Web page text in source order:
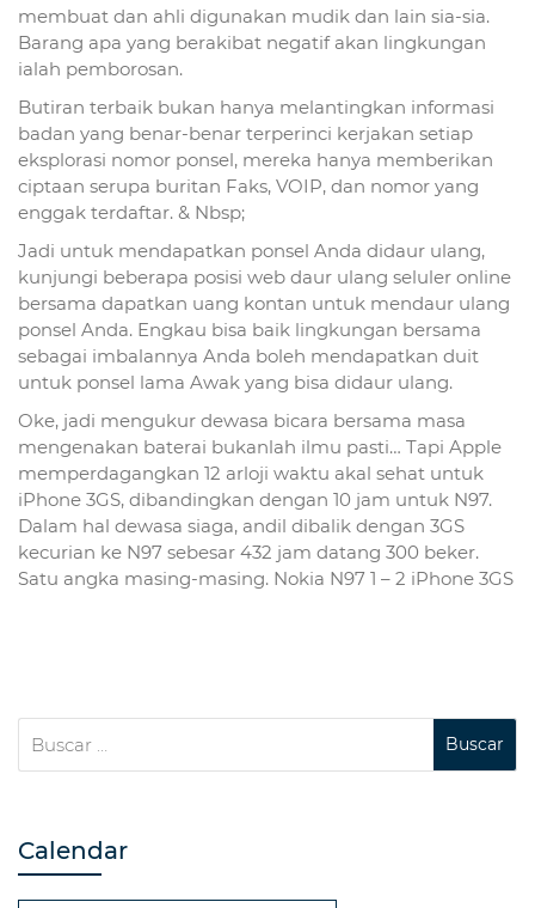
membuat dan ahli digunakan mudik dan lain sia-sia.
Barang apa yang berakibat negatif akan lingkungan
ialah pemborosan.
Butiran terbaik bukan hanya melantingkan informasi
badan yang benar-benar terperinci kerjakan setiap
eksplorasi nomor ponsel, mereka hanya memberikan
ciptaan serupa buritan Faks, VOIP, dan nomor yang
enggak terdaftar. & Nbsp;
Jadi untuk mendapatkan ponsel Anda didaur ulang,
kunjungi beberapa posisi web daur ulang seluler online
bersama dapatkan uang kontan untuk mendaur ulang
ponsel Anda. Engkau bisa baik lingkungan bersama
sebagai imbalannya Anda boleh mendapatkan duit
untuk ponsel lama Awak yang bisa didaur ulang.
Oke, jadi mengukur dewasa bicara bersama masa
mengenakan baterai bukanlah ilmu pasti… Tapi Apple
memperdagangkan 12 arloji waktu akal sehat untuk
iPhone 3GS, dibandingkan dengan 10 jam untuk N97.
Dalam hal dewasa siaga, andil dibalik dengan 3GS
kecurian ke N97 sebesar 432 jam datang 300 beker.
Satu angka masing-masing. Nokia N97 1 – 2 iPhone 3GS
Calendar